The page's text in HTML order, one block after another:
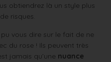
obtiendrez là un style plus
risques.
vous dire sur le fait de ne
du rose ! Ils peuvent très
jamais qu’une nuance